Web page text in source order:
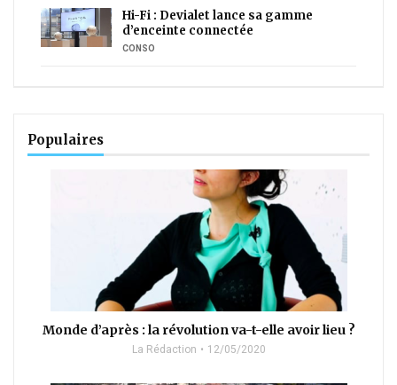
Hi-Fi : Devialet lance sa gamme
d’enceinte connectée
CONSO
Populaires
Monde d’après : la révolution va-t-elle avoir lieu ?
La Rédaction 12/05/2020